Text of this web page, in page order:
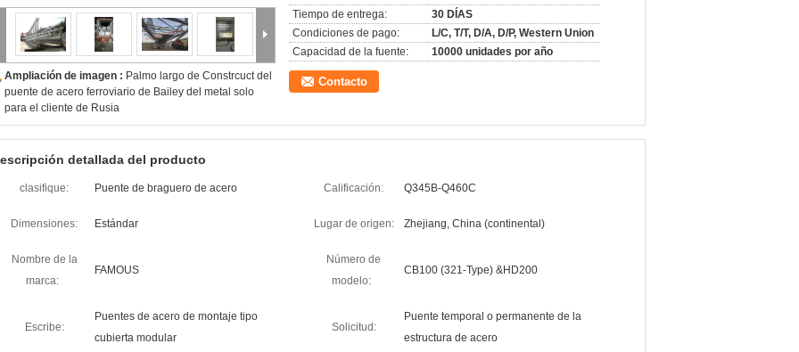
Ampliación de imagen : Palmo largo de Constrcuct del
puente de acero ferroviario de Bailey del metal solo
para el cliente de Rusia
Tiempo de entrega:
30 DÍAS
Condiciones de pago:
L/C, T/T, D/A, D/P, Western Union
Capacidad de la fuente:
10000 unidades por año
Contacto
detallada del producto
clasifique: Puente de braguero de acero Calificación: Q345B-Q460C
Dimensiones: Estándar Lugar de origen: Zhejiang, China (continental)
Nombre de la
marca:
FAMOUS
Número de
modelo:
CB100 (321-Type) &HD200
Escribe:
Puentes de acero de montaje tipo
cubierta modular
Solicitud:
Puente temporal o permanente de la
estructura de acero